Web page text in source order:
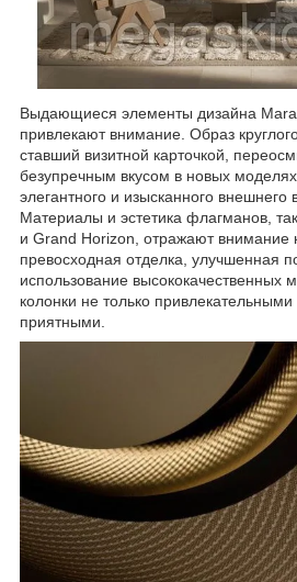
Выдающиеся элементы дизайна
привлекают внимание. Образ
ставший визитной карточкой,
безупречным вкусом в новых
элегантного и изысканного внешнего
Материалы и эстетика флагманов,
и Grand Horizon, отражают внимание
превосходная отделка, улучшенная
использование высококачественных
колонки не только
приятными.